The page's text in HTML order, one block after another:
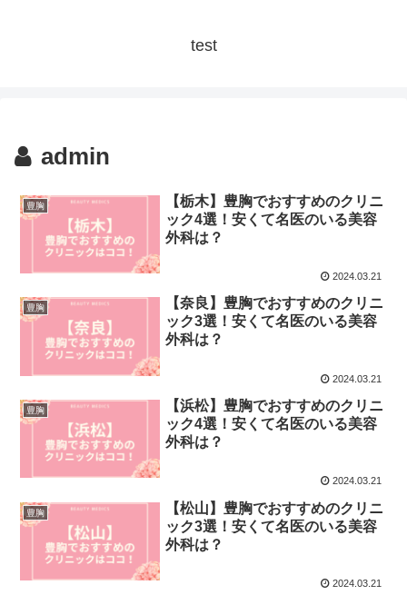
test
admin
豊胸
【栃木】豊胸でおすすめのクリニ
ック4選！安くて名医のいる美容
外科は？
2024.03.21
豊胸
【奈良】豊胸でおすすめのクリニ
ック3選！安くて名医のいる美容
外科は？
2024.03.21
豊胸
【浜松】豊胸でおすすめのクリニ
ック4選！安くて名医のいる美容
外科は？
2024.03.21
豊胸
【松山】豊胸でおすすめのクリニ
ック3選！安くて名医のいる美容
外科は？
2024.03.21